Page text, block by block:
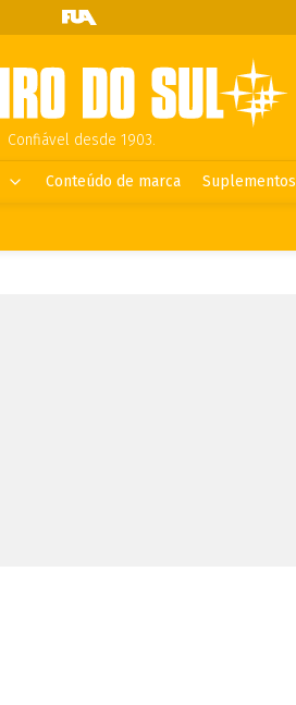
Confiável desde 1903.
Conteúdo de marca Suplementos